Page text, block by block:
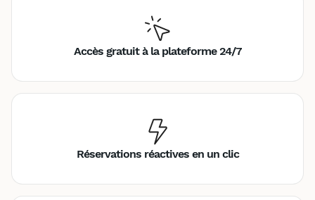
Accès gratuit à la plateforme 24/7
Réservations réactives en un clic